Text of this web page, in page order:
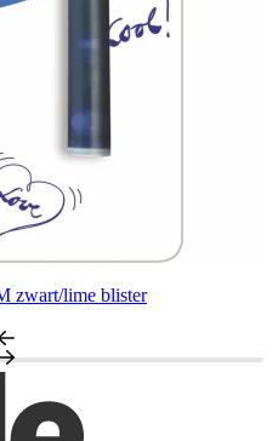
zwart/lime blister